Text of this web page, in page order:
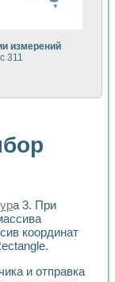
экономичного
макрочастиц в
продуктов
экспериментальной
осадка в
анализа в
-
тиристорным
для
стенда для
измерений
311
а 3. При
координат
и отправка